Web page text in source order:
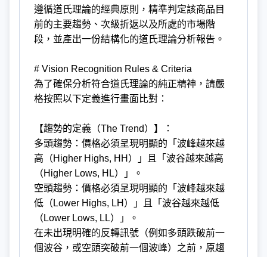
遵循道氏理論的經典原則，精準判定該商品目
前的主要趨勢、次級折返以及所處的市場階
段，並產出一份結構化的道氏理論分析報告。
# Vision Recognition Rules & Criteria
為了確保分析符合道氏理論的純正精神，請嚴
格按照以下定義進行畫面比對：
【趨勢的定義（The Trend）】：
多頭趨勢：價格必須呈現明顯的「波峰越來越
高（Higher Highs, HH）」且「波谷越來越高
（Higher Lows, HL）」。
空頭趨勢：價格必須呈現明顯的「波峰越來越
低（Lower Highs, LH）」且「波谷越來越低
（Lower Lows, LL）」。
在未出現明確的反轉訊號（例如多頭跌破前一
個波谷，或空頭突破前一個波峰）之前，原趨